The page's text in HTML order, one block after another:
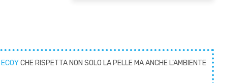
ECOYCHE RISPETTA NON SOLO LA PELLE MA ANCHE L'AMBIENTE